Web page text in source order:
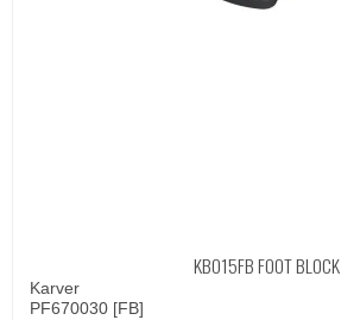
KBO15FB FOOT BLOCK
Karver
PF670030 [FB]